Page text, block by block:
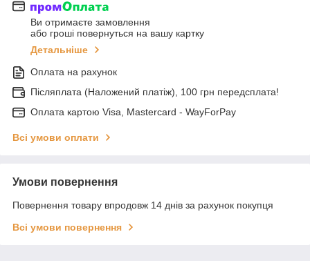
Ви отримаєте замовлення
або гроші повернуться на вашу картку
Детальніше
Оплата на рахунок
Післяплата (Наложений платіж), 100 грн передсплата!
Оплата картою Visa, Mastercard - WayForPay
Всі умови оплати
Умови повернення
Повернення товару впродовж 14 днів за рахунок покупця
Всі умови повернення